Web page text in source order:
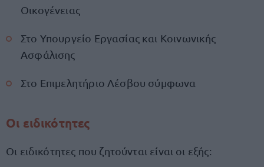
Οικογένειας
Στο Υπουργείο Εργασίας και Κοινωνικής
Ασφάλισης
Στο Επιμελητήριο Λέσβου σύμφωνα
Οι ειδικότητες
Οι ειδικότητες που ζητούνται είναι οι εξής: